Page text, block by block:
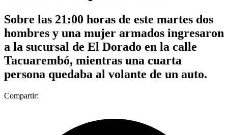
Sobre las 21:00 horas de este martes dos
hombres y una mujer armados ingresaron
a la sucursal de El Dorado en la calle
Tacuarembó, mientras una cuarta
persona quedaba al volante de un auto.
Compartir: